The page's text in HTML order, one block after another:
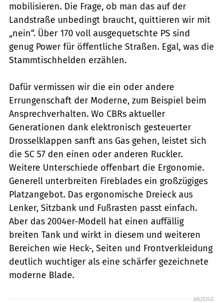
mobilisieren. Die Frage, ob man das auf der
Landstraße unbedingt braucht, quittieren wir mit
„nein“. Über 170 voll ausgequetschte PS sind
genug Power für öffentliche Straßen. Egal, was die
Stammtischhelden erzählen.
Dafür vermissen wir die ein oder andere
Errungenschaft der Moderne, zum Beispiel beim
Ansprechverhalten. Wo CBRs aktueller
Generationen dank elektronisch gesteuerter
Drosselklappen sanft ans Gas gehen, leistet sich
die SC 57 den einen oder anderen Ruckler.
Weitere Unterschiede offenbart die Ergonomie.
Generell unterbreiten Fireblades ein großzügiges
Platzangebot. Das ergonomische Dreieck aus
Lenker, Sitzbank und Fußrasten passt einfach.
Aber das 2004er-Modell hat einen auffällig
breiten Tank und wirkt in diesem und weiteren
Bereichen wie Heck-, Seiten und Frontverkleidung
deutlich wuchtiger als eine schärfer gezeichnete
moderne Blade.
ANZEIGE